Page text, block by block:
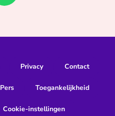
Privacy Contact
Pers Toegankelijkheid
Cookie-instellingen